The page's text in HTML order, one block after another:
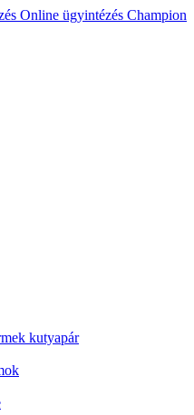
Online ügyintézés Champion
kutyapár